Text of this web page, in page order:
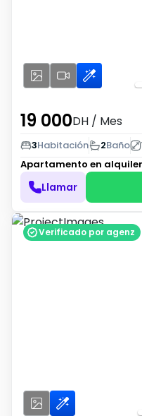
19 000DH / Mes
3Habitación 2Baño
Apartamento en alquiler
Llamar
Verificado por agenz